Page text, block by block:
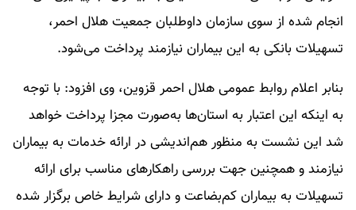
انجام شده از سوی سازمان داوطلبان جمعیت هلال احمر،
تسهیلات بانکی به این بیماران نیازمند پرداخت می‌شود.
بنابر اعلام روابط عمومی هلال احمر قزوین، وی افزود: با توجه
به اینکه این اعتبار به استان‌ها به‌صورت مجزا پرداخت خواهد
شد این نشست به منظور هم‌اندیشی در ارائه خدمات به بیماران
نیازمند و همچنین جهت بررسی راهکارهای مناسب برای ارائه
تسهیلات به بیماران کم‌بضاعت و دارای شرایط خاص برگزار شده